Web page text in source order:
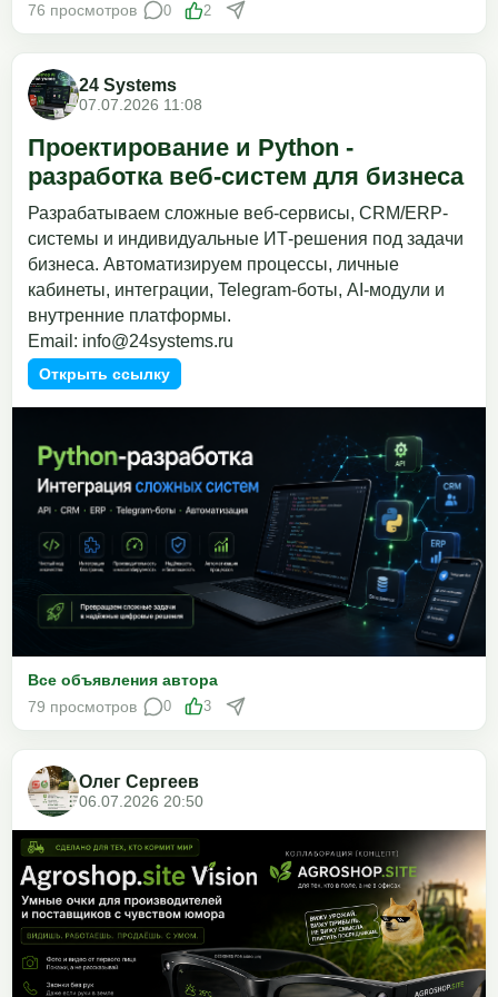
76 просмотров
0 2
24 Systems
07.07.2026 11:08
Проектирование и Python -
разработка веб-систем для бизнеса
Разрабатываем сложные веб-сервисы, CRM/ERP-
системы и индивидуальные ИТ-решения под задачи
бизнеса. Автоматизируем процессы, личные
кабинеты, интеграции, Telegram-боты, AI-модули и
внутренние платформы.
Email: info@24systems.ru
Открыть ссылку
Все объявления автора
79 просмотров
0 3
Олег Сергеев
06.07.2026 20:50